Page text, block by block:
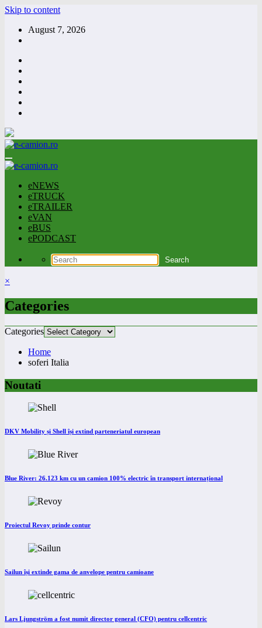
Skip to content
August 7, 2026
eNEWS
eTRUCK
eTRAILER
eVAN
eBUS
ePODCAST
×
Categories
Categories
Home
soferi Italia
Noutati
DKV Mobility și Shell își extind parteneriatul european
Blue River: 26.123 km cu un camion 100% electric în transport internațional
Proiectul Revoy prinde contur
Sailun își extinde gama de anvelope pentru camioane
Lars Ljungström a fost numit director general (CFO) pentru cellcentric